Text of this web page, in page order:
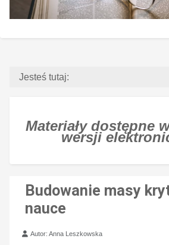
Jesteś tutaj:
Materiały dostępne
wersji
Budowanie masy
nauce
Szczegóły
Autor:Anna Leszkowska